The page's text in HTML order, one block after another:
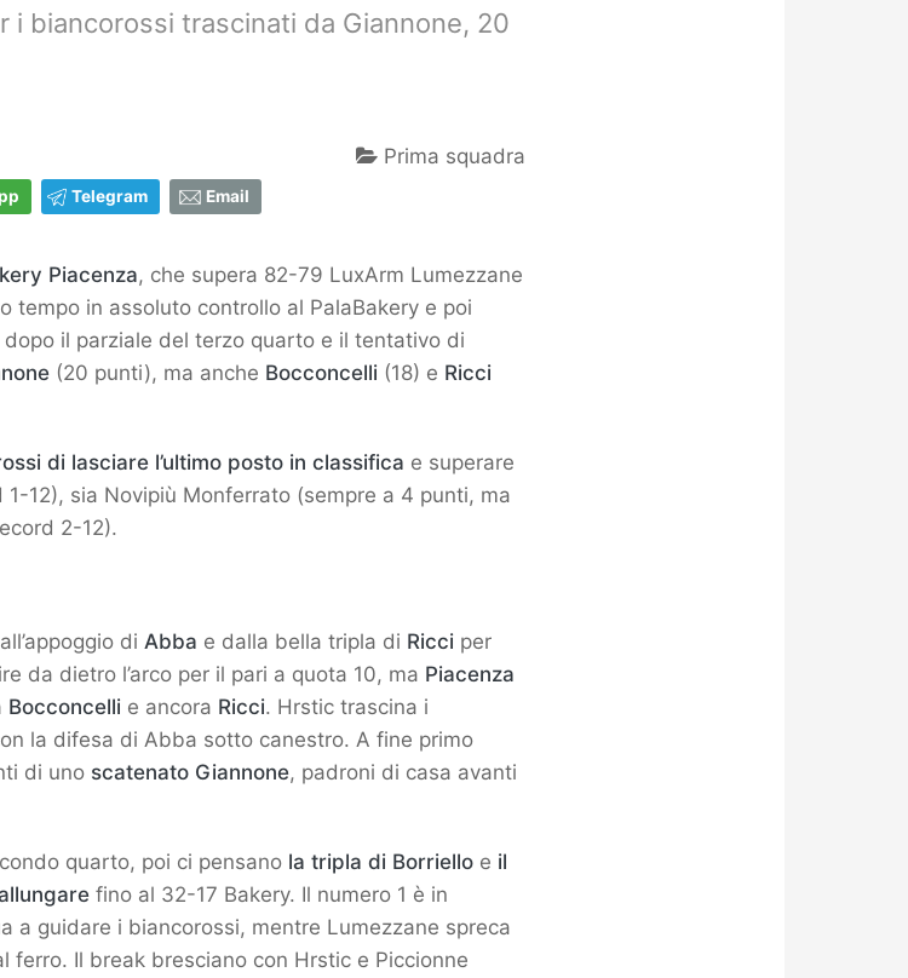
i biancorossi trascinati da Giannone, 20
Prima squadra
Telegram Email
Piacenza, che supera 82-79 LuxArm Lumezzane
tempo in assoluto controllo al PalaBakery e poi
dopo il parziale del terzo quarto e il tentativo di
(20 punti), ma anche Bocconcelli (18) e Ricci
di lasciare l’ultimo posto in classifica e superare
1-12), sia Novipiù Monferrato (sempre a 4 punti, ma
2-12).
di Abba e dalla bella tripla di Ricci per
da dietro l’arco per il pari a quota 10, ma Piacenza
Bocconcelli e ancora Ricci. Hrstic trascina i
la difesa di Abba sotto canestro. A fine primo
di uno scatenato Giannone, padroni di casa avanti
quarto, poi ci pensano la tripla di Borriello e il
fino al 32-17 Bakery. Il numero 1 è in
a guidare i biancorossi, mentre Lumezzane spreca
ferro. Il break bresciano con Hrstic e Piccionne